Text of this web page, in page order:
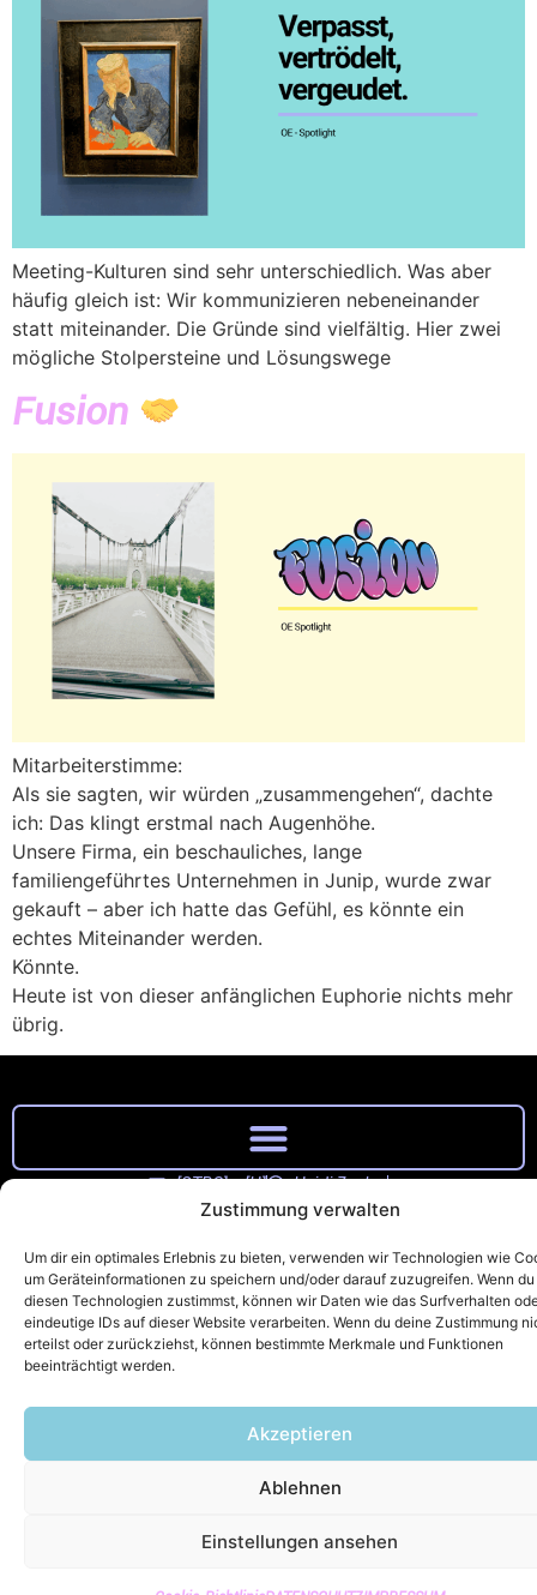
Zustimmung verwalten
Um dir ein optimales Erlebnis zu bieten, verwenden wir Technologien wie
um Geräteinformationen zu speichern und/oder darauf zuzugreifen. Wenn du
diesen Technologien zustimmst, können wir Daten wie das Surfverhalten
eindeutige IDs auf dieser Website verarbeiten. Wenn du deine Zustimmung
erteilst oder zurückziehst, können bestimmte Merkmale und Funktionen
beeinträchtigt werden.
Akzeptieren
Ablehnen
Einstellungen ansehen
Meeting-Kulturen sind sehr unterschiedlich. Was aber
häufig gleich ist: Wir kommunizieren nebeneinander
statt miteinander. Die Gründe sind vielfältig. Hier zwei
mögliche Stolpersteine und Lösungswege
Fusion
Mitarbeiterstimme:
Als sie sagten, wir würden „zusammengehen“, dachte
ich: Das klingt erstmal nach Augenhöhe.
Unsere Firma, ein beschauliches, lange
familiengeführtes Unternehmen in Junip, wurde zwar
gekauft – aber ich hatte das Gefühl, es könnte ein
echtes Miteinander werden.
Könnte.
Heute ist von dieser anfänglichen Euphorie nichts mehr
übrig.
[STRG] + [H]
Heidi Zucker
Schoppershofstr. 39, 90489 Nürnberg
heidi.zucker@strgh.de